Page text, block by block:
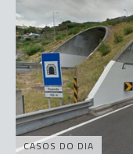
CASOS DO DIA